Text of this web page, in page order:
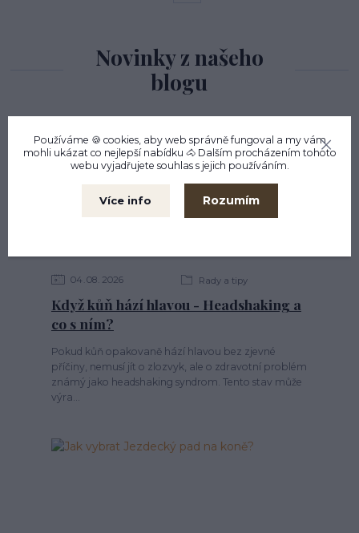
Novinky z našeho
blogu
04 08 2026 Rady a tipy
Když kůň hází hlavou - Headshaking a
co s ním?
Pokud kůň opakovaně hází hlavou bez zjevné
příčiny, nemusí jít o zlozvyk, ale o zdravotní problém
známý jako headshaking syndrom. Tento stav může
výra...
Používáme 🍪 cookies, aby web správně fungoval a my vám
mohli ukázat co nejlepší nabídku 🐴 Dalším procházením tohoto
webu vyjadřujete souhlas s jejich používáním.
Více info Rozumím